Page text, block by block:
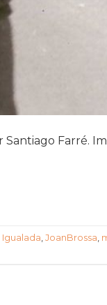
Santiago Farré.
Igualada JoanBrossa